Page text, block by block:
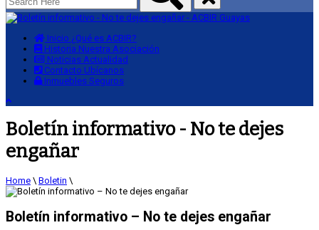
Inicio ¿Qué es ACBIR?
Historia Nuestra Asociación
Noticias Actualidad
Contacto Ubícanos
Inmuebles Seguros
Boletín informativo - No te dejes
engañar
Home \ Boletin \
Boletín informativo – No te dejes engañar